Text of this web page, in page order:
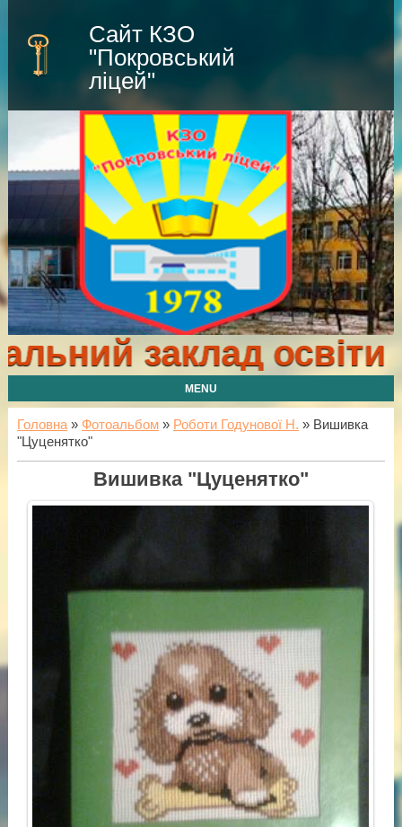
Сайт КЗО
"Покровський
ліцей"
заклад освіти
MENU
Головна» Фотоальбом» Роботи Годунової Н. » Вишивка
"Цуценятко"
Вишивка "Цуценятко"